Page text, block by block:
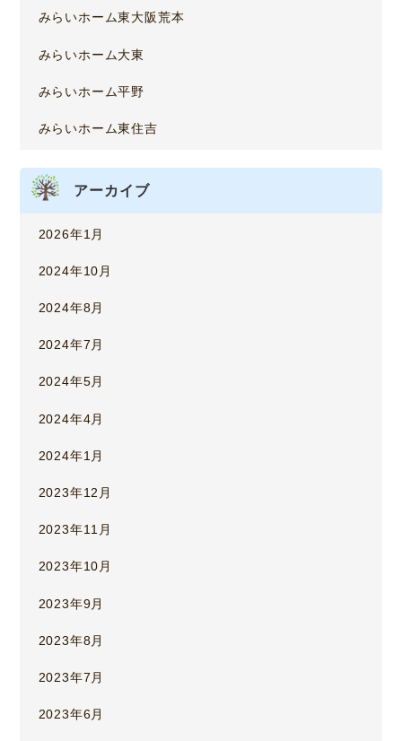
みらいホーム東大阪荒本
みらいホーム大東
みらいホーム平野
みらいホーム東住吉
アーカイブ
2026年1月
2024年10月
2024年8月
2024年7月
2024年5月
2024年4月
2024年1月
2023年12月
2023年11月
2023年10月
2023年9月
2023年8月
2023年7月
2023年6月